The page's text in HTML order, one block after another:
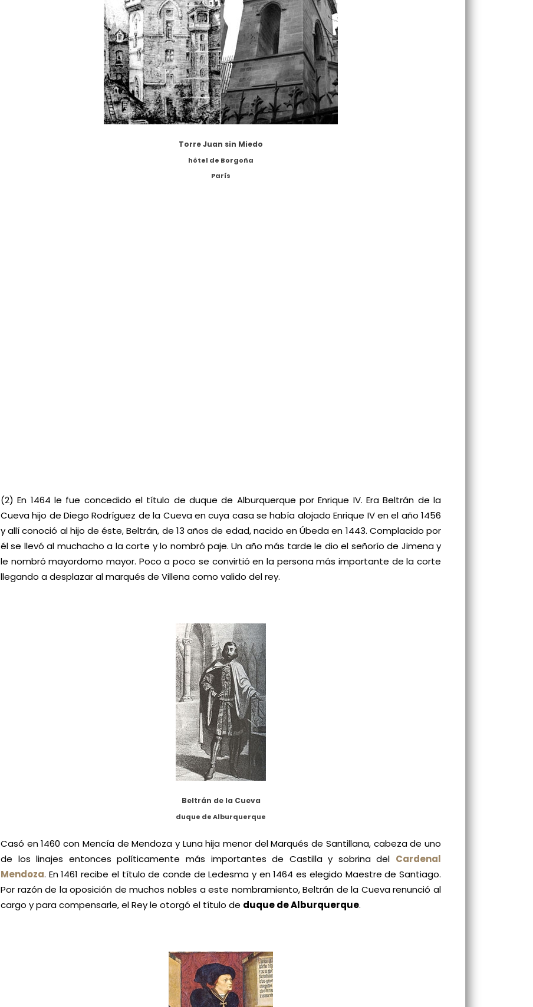
Torre Juan sin Miedo
hôtel de Borgoña
París
(2) En 1464 le fue concedido el título de duque de Alburquerque por Enrique IV. Era Beltrán de la
Cueva hijo de Diego Rodríguez de la Cueva en cuya casa se había alojado Enrique IV en el año 1456
y allí conoció al hijo de éste, Beltrán, de 13 años de edad, nacido en Úbeda en 1443. Complacido por
él se llevó al muchacho a la corte y lo nombró paje. Un año más tarde le dio el señorío de Jimena y
le nombró mayordomo mayor. Poco a poco se convirtió en la persona más importante de la corte
llegando a desplazar al marqués de Villena como valido del rey.
Beltrán de la Cueva
duque de Alburquerque
Casó en 1460 con Mencía de Mendoza y Luna hija menor del Marqués de Santillana, cabeza de uno
de los linajes entonces políticamente más importantes de Castilla y sobrina del Cardenal
Mendoza. En 1461 recibe el título de conde de Ledesma y en 1464 es elegido Maestre de Santiago.
Por razón de la oposición de muchos nobles a este nombramiento, Beltrán de la Cueva renunció al
cargo y para compensarle, el Rey le otorgó el título de duque de Alburquerque.